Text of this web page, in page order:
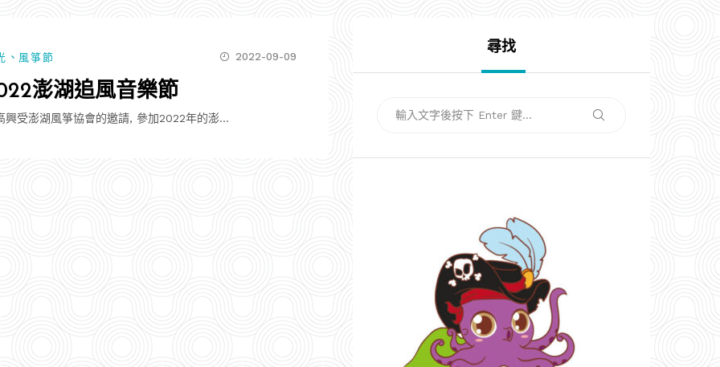
、 風箏節 2022-09-09
澎湖追風音樂節
興受澎湖風箏協會的邀請, 參加2022年的澎…
尋找
搜